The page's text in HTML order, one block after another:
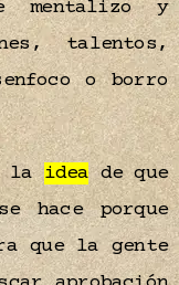
mentalizo y
talentos,
o borro
laideade que
hace porque
que la gente